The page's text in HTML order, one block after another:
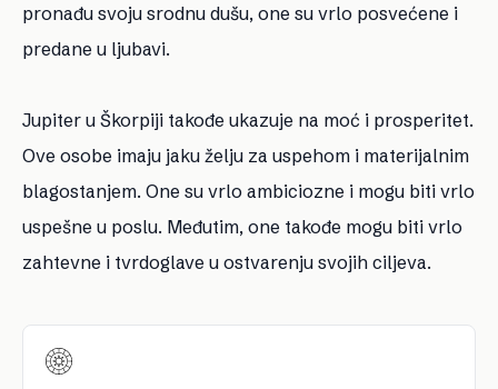
pronađu svoju srodnu dušu, one su vrlo posvećene i
predane u ljubavi.
Jupiter u Škorpiji takođe ukazuje na moć i prosperitet.
Ove osobe imaju jaku želju za uspehom i materijalnim
blagostanjem. One su vrlo ambiciozne i mogu biti vrlo
uspešne u poslu. Međutim, one takođe mogu biti vrlo
zahtevne i tvrdoglave u ostvarenju svojih ciljeva.